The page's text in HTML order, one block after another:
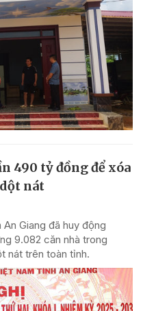
490 tỷ đồng để xóa
nát
Giang đã huy động
9.082 căn nhà trong
nát trên toàn tỉnh.